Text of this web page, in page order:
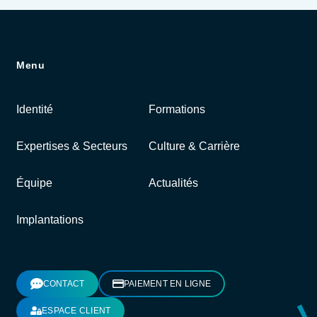
Menu
Identité Formations
Expertises & Secteurs Culture & Carrière
Équipe Actualités
Implantations
CONTACT PAIEMENT EN LIGNE
ESPACE CLIENT